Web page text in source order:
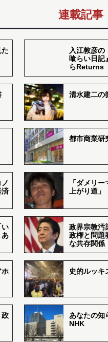
連載記事
入江敦彦の
喰らい日記
らReturns
清水建二の
都市商業研
済
「ダメリ
上がり道」
い
政界宗教汚
政権と問題
な共存関係
ホ
史的ルッキ
政
あなたの知
NHK